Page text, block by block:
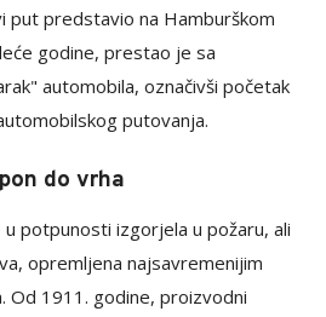
put predstavio na Hamburškom
godine, prestao je sa
automobila, označivši početak
putovanja.
do vrha
potpunosti izgorjela u požaru, ali
opremljena najsavremenijim
Od 1911. godine, proizvodni